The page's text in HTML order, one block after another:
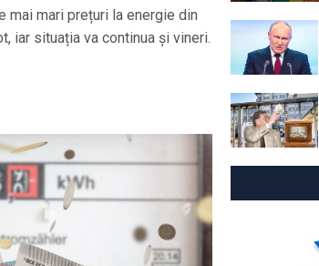
mai mari prețuri la energie din
iar situația va continua și vineri.